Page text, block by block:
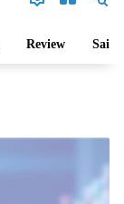
Review Sains